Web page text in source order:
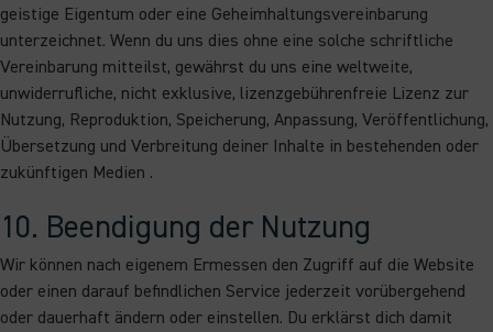
geistige Eigentum oder eine Geheimhaltungsvereinbarung
unterzeichnet. Wenn du uns dies ohne eine solche schriftliche
Vereinbarung mitteilst, gewährst du uns eine weltweite,
unwiderrufliche, nicht exklusive, lizenzgebührenfreie Lizenz zur
Nutzung, Reproduktion, Speicherung, Anpassung, Veröffentlichung,
Übersetzung und Verbreitung deiner Inhalte in bestehenden oder
zukünftigen Medien .
10. Beendigung der Nutzung
Wir können nach eigenem Ermessen den Zugriff auf die Website
oder einen darauf befindlichen Service jederzeit vorübergehend
oder dauerhaft ändern oder einstellen. Du erklärst dich damit